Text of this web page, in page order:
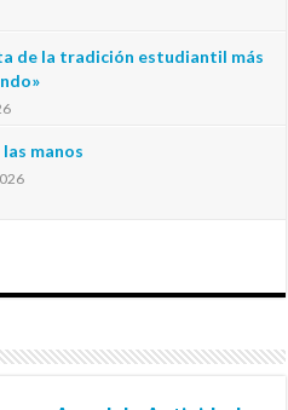
de la tradición estudiantil más
manos